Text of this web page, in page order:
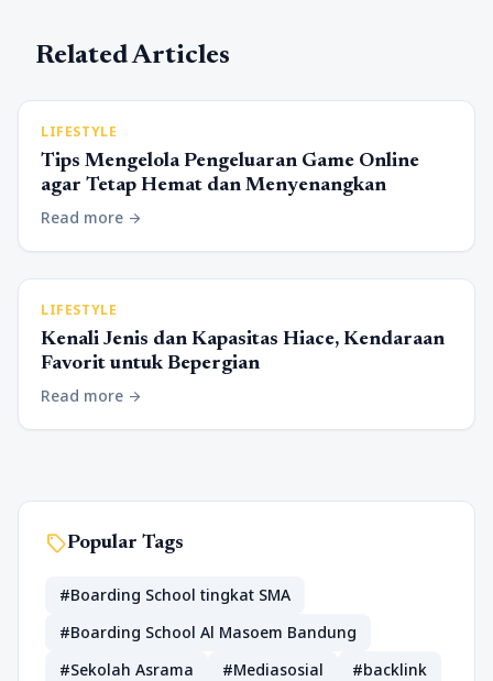
Related Articles
LIFESTYLE
Tips Mengelola Pengeluaran Game Online
agar Tetap Hemat dan Menyenangkan
Read more arrow_forward
LIFESTYLE
Kenali Jenis dan Kapasitas Hiace, Kendaraan
Favorit untuk Bepergian
Read more arrow_forward
sellPopular Tags
#Boarding School tingkat SMA
#Boarding School Al Masoem Bandung
#Sekolah Asrama
#Mediasosial
#backlink